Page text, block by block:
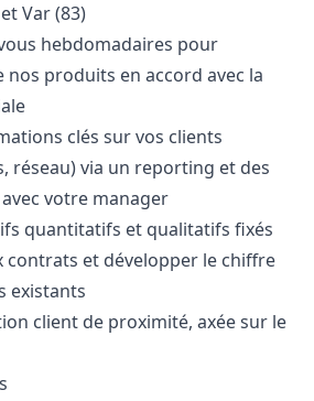
Var (83)
hebdomadaires pour
produits en accord avec la
clés sur vos clients
réseau) via un reporting et des
votre manager
quantitatifs et qualitatifs fixés
contrats et développer le chiffre
existants
client de proximité, axée sur le